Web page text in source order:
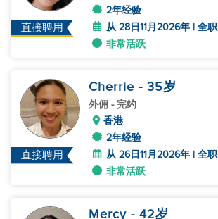
直接聘用
2年经验
从 28日11月2026年 | 全职
非常活跃
直接聘用
Cherrie - 35岁
外佣 - 完约
香港
2年经验
从 26日11月2026年 | 全职
非常活跃
Mercy - 42岁